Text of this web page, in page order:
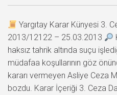
Yargıtay Karar Künyesi 3.
2013/12122 – 25.03.2013
haksız tahrik altında suçu
müdafaa koşullarının göz
kararı vermeyen Asliye Ceza
bozdu. Karar İçeriği 3.